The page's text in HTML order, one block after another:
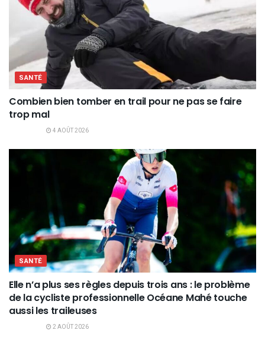
SANTÉ
Combien bien tomber en trail pour ne pas se faire
trop mal
4 AOÛT 2026
SANTÉ
Elle n’a plus ses règles depuis trois ans : le problème
de la cycliste professionnelle Océane Mahé touche
aussi les traileuses
2 AOÛT 2026